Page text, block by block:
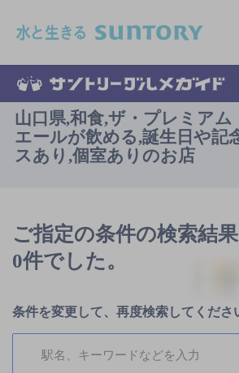
山口県,和食,ザ・プレミアム
エールが飲める,誕生日や記
スあり,個室ありのお店
ご指定の条件の検索結
0件でした。
条件を変更して、再度検索してくださ